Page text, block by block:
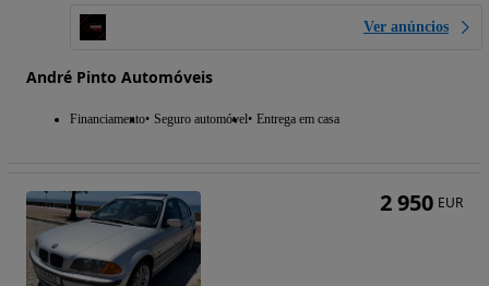
Ver anúncios
André Pinto Automóveis
Financiamento Seguro automóvel Entrega em casa
2 950 EUR